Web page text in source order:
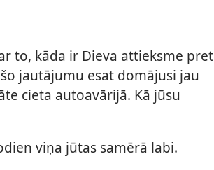
to, kāda ir Dieva attieksme pret
jautājumu esat domājusi jau
cieta autoavārijā. Kā jūsu
viņa jūtas samērā labi.